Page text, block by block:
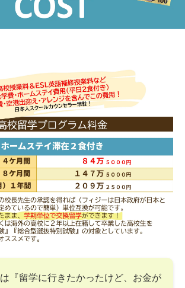
『留学に行きたかったけど、お金が